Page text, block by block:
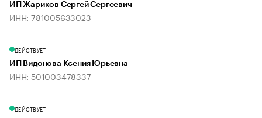
ИП Жариков Сергей Сергеевич
ИНН: 781005633023
ДЕЙСТВУЕТ
ИП Видонова Ксения Юрьевна
ИНН: 501003478337
ДЕЙСТВУЕТ